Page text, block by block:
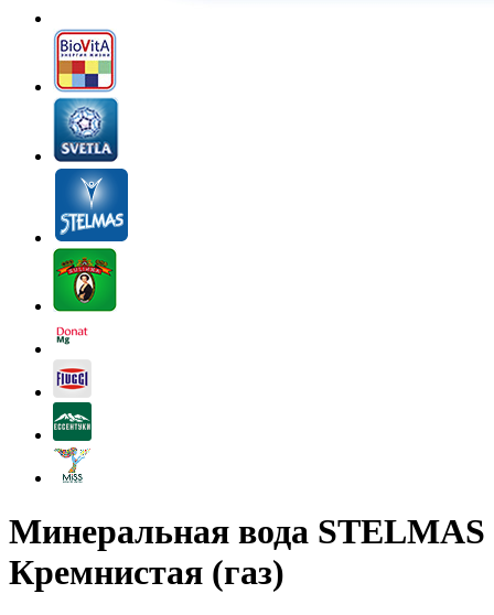
Минеральная вода STELMAS
Кремнистая (газ)